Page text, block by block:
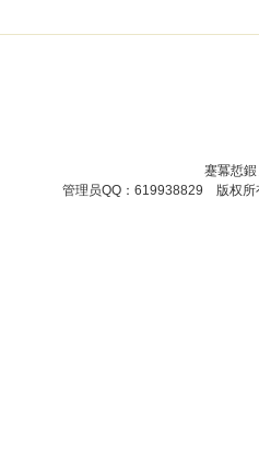
蹇冪悊
管理员QQ：619938829 版权